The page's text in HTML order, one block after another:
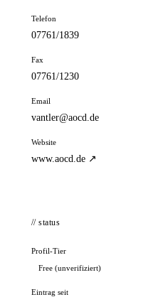
Telefon
07761/1839
Fax
07761/1230
Email
vantler@aocd.de
Website
www.aocd.de ↗
// status
Profil-Tier
Free (unverifiziert)
Eintrag seit